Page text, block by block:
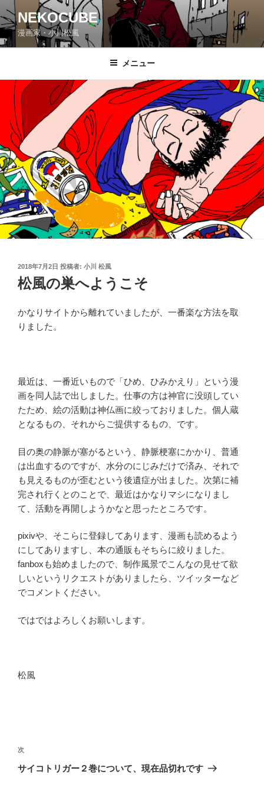
ン
ン
NEKOCUBE
漫画家・小川松風
メニュー
投
稿
日:
2018年7月2日 投稿者: 小川 松風
松風の巣へようこそ
かなりサイトから離れていましたが、一番楽な方法を取
りました。
最近は、一番近いもので「ひめ、ひみかえり」という漫
画を同人誌で出しました。仕事の方は神官に没頭してい
たため、絵の活動は神仏画に絞っておりました。個人蔵
となるもの、それからご提供するもの、です。
目の奥の静脈が塞がるという、静脈梗塞にかかり、普通
は出血するのですが、水分のにじみだけで済み、それで
も見えるものが歪むという後遺症が出ました。次第に補
完され行くとのことで、最近はかなりマシになりまし
て、活動を再開しようかなと思ったところです。
pixivや、そこらに登録してあります、漫画も読めるよう
にしてありますし、本の通販もそちらに絞りました。
fanboxも始めましたので、制作風景でこんなの見せて欲
しいというリクエストがありましたら、ツイッターなど
でコメントください。
ではではよろしくお願いします。
松風
稿
ナ
次
の
次
サイコトリガー２巻について、現在品切れです